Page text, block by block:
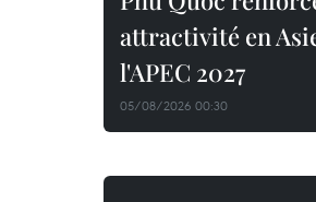
attractivité en
l'APEC 2027
05/08/2026 00:30